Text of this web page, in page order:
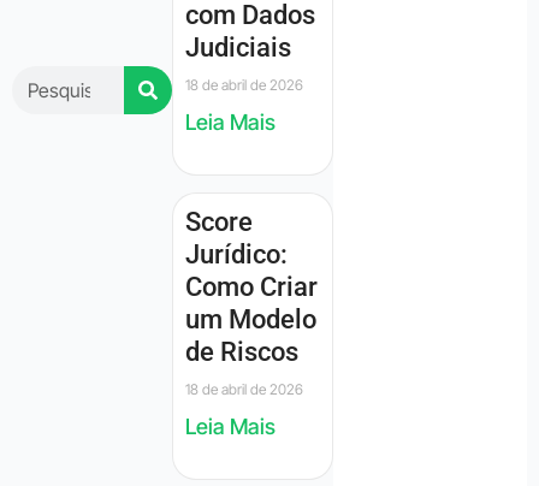
com Dados
Judiciais
18 de abril de 2026
Leia Mais
Score
Jurídico:
Como Criar
um Modelo
de Riscos
18 de abril de 2026
Leia Mais